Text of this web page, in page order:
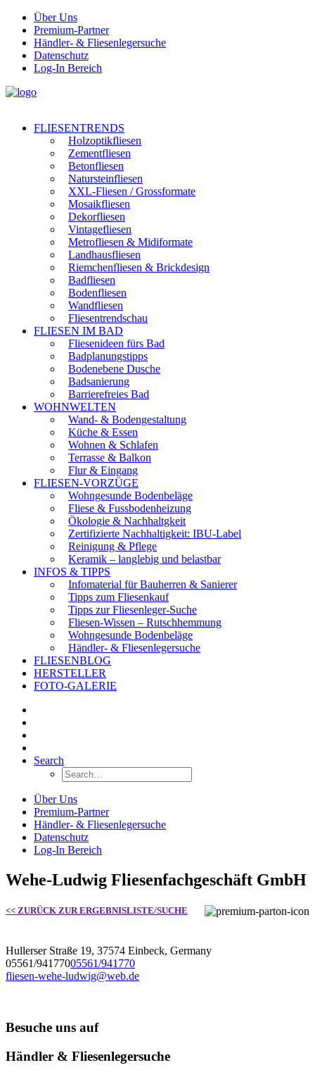
Über Uns
Premium-Partner
Händler- & Fliesenlegersuche
Datenschutz
Log-In Bereich
FLIESENTRENDS
Holzoptikfliesen
Zementfliesen
Betonfliesen
Natursteinfliesen
XXL-Fliesen / Grossformate
Mosaikfliesen
Dekorfliesen
Vintagefliesen
Metrofliesen & Midiformate
Landhausfliesen
Riemchenfliesen & Brickdesign
Badfliesen
Bodenfliesen
Wandfliesen
Fliesentrendschau
FLIESEN IM BAD
Fliesenideen fürs Bad
Badplanungstipps
Bodenebene Dusche
Badsanierung
Barrierefreies Bad
WOHNWELTEN
Wand- & Bodengestaltung
Küche & Essen
Wohnen & Schlafen
Terrasse & Balkon
Flur & Eingang
FLIESEN-VORZÜGE
Wohngesunde Bodenbeläge
Fliese & Fussbodenheizung
Ökologie & Nachhaltgkeit
Zertifizierte Nachhaltigkeit: IBU-Label
Reinigung & Pflege
Keramik – langlebig und belastbar
INFOS & TIPPS
Infomaterial für Bauherren & Sanierer
Tipps zum Fliesenkauf
Tipps zur Fliesenleger-Suche
Fliesen-Wissen – Rutschhemmung
Wohngesunde Bodenbeläge
Händler- & Fliesenlegersuche
FLIESENBLOG
HERSTELLER
FOTO-GALERIE
Search
Über Uns
Premium-Partner
Händler- & Fliesenlegersuche
Datenschutz
Log-In Bereich
Wehe-Ludwig Fliesenfachgeschäft GmbH
<< ZURÜCK ZUR ERGEBNISLISTE/SUCHE
Hullerser Straße 19, 37574 Einbeck, Germany
05561/94177005561/941770
fliesen-wehe-ludwig@web.de
Besuche uns auf
Händler & Fliesenlegersuche